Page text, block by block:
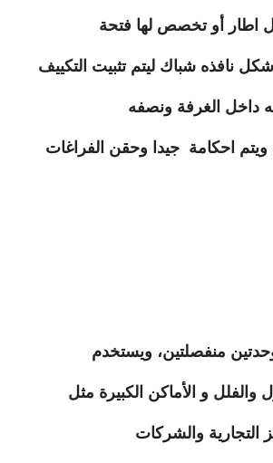
اطار أو تخصص لها فتحة
نافذه شباك ليتم تثبيت التكييف
داخل الغرفة ونصفه
ويتم احكامة جيدا وحقن الفراغات
منفصلتين، ويستخدم
والفلل و الأماكن الكبيرة مثل
التجارية والشركات